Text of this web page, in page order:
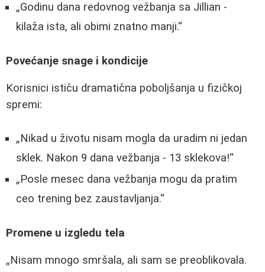
Godinu dana redovnog vežbanja sa Jillian -
kilaža ista, ali obimi znatno manji.
Povećanje snage i kondicije
Korisnici ističu dramatična poboljšanja u fizičkoj
spremi:
Nikad u životu nisam mogla da uradim ni jedan
sklek. Nakon 9 dana vežbanja - 13 sklekova!
Posle mesec dana vežbanja mogu da pratim
ceo trening bez zaustavljanja.
Promene u izgledu tela
Nisam mnogo smršala, ali sam se preoblikovala.